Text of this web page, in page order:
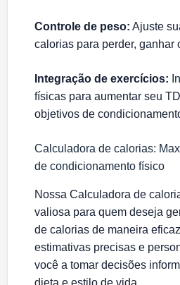
Controle de peso: Ajuste
calorias para perder, ganhar
Integração de exercícios:
físicas para aumentar seu
objetivos de
Calculadora de calorias:
de condicionamento físico
Nossa Calculadora de
valiosa para quem deseja
de calorias de maneira
estimativas precisas e
você a tomar decisões
dieta e estilo de vida.